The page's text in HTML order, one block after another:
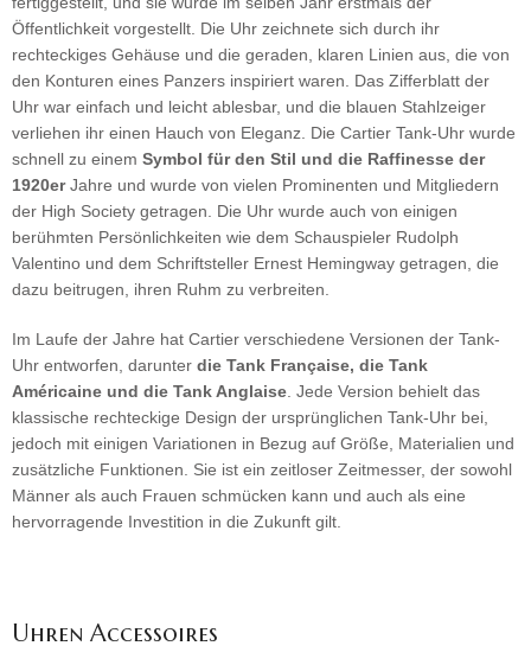
Öffentlichkeit vorgestellt. Die Uhr zeichnete sich durch ihr
rechteckiges Gehäuse und die geraden, klaren Linien aus, die von
den Konturen eines Panzers inspiriert waren. Das Zifferblatt der
Uhr war einfach und leicht ablesbar, und die blauen Stahlzeiger
verliehen ihr einen Hauch von Eleganz. Die Cartier Tank-Uhr wurde
schnell zu einem Symbol für den Stil und die Raffinesse der
1920erJahre und wurde von vielen Prominenten und Mitgliedern
der High Society getragen. Die Uhr wurde auch von einigen
berühmten Persönlichkeiten wie dem Schauspieler Rudolph
Valentino und dem Schriftsteller Ernest Hemingway getragen, die
dazu beitrugen, ihren Ruhm zu verbreiten.
Im Laufe der Jahre hat Cartier verschiedene Versionen der Tank-
Uhr entworfen, darunter die Tank Française, die Tank
Américaine und die Tank Anglaise . Jede Version behielt das
klassische rechteckige Design der ursprünglichen Tank-Uhr bei,
jedoch mit einigen Variationen in Bezug auf Größe, Materialien und
zusätzliche Funktionen. Sie ist ein zeitloser Zeitmesser, der sowohl
Männer als auch Frauen schmücken kann und auch als eine
hervorragende Investition in die Zukunft gilt.
Uhren Accessoires